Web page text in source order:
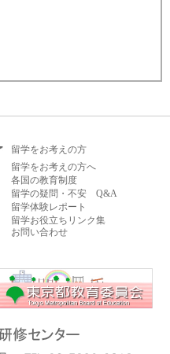
留学をお考えの方
留学をお考えの方へ
各国の教育制度
留学の疑問・不安 Q&A
留学体験レポート
留学お役立ちリンク集
お問い合わせ